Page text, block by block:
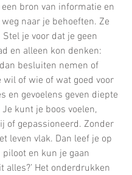
bron van informatie en
naar je behoeften. Ze
Stel je voor dat je geen
en alleen kon denken:
besluiten nemen of
wil of wie of wat goed voor
en gevoelens geven diepte
Je kunt je boos voelen,
of gepassioneerd. Zonder
leven vlak. Dan leef je op
en kun je gaan
alles?’ Het onderdrukken